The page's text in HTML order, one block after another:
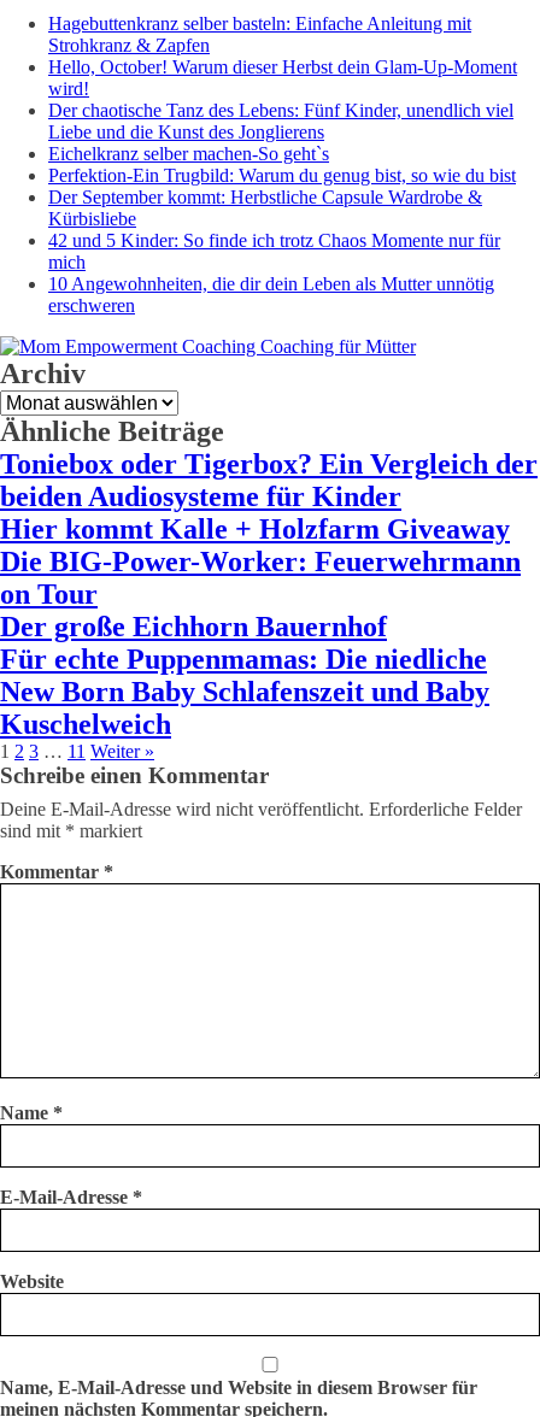
CoachHagebuttenkranz selber basteln: Einfache Anleitung mit
Strohkranz & Zapfen
Hello, October! Warum dieser Herbst dein Glam-Up-Moment
wird!
Der chaotische Tanz des Lebens: Fünf Kinder, unendlich viel
Liebe und die Kunst des Jonglierens
Eichelkranz selber machen-So geht`s
Perfektion-Ein Trugbild: Warum du genug bist, so wie du bist
Der September kommt: Herbstliche Capsule Wardrobe &
Kürbisliebe
42 und 5 Kinder: So finde ich trotz Chaos Momente nur für
mich
10 Angewohnheiten, die dir dein Leben als Mutter unnötig
erschweren
Archiv
Archiv
Ähnliche Beiträge
Toniebox oder Tigerbox? Ein Vergleich der
beiden Audiosysteme für Kinder
Hier kommt Kalle + Holzfarm Giveaway
Die BIG-Power-Worker: Feuerwehrmann
on Tour
Der große Eichhorn Bauernhof
Für echte Puppenmamas: Die niedliche
New Born Baby Schlafenszeit und Baby
Kuschelweich
1 2 3 … 11 Weiter »
Schreibe einen Kommentar
Deine E-Mail-Adresse wird nicht veröffentlicht. Erforderliche Felder
sind mit * markiert
Kommentar *
Name *
E-Mail-Adresse *
Website
Name, E-Mail-Adresse und Website in diesem Browser für
meinen nächsten Kommentar speichern.